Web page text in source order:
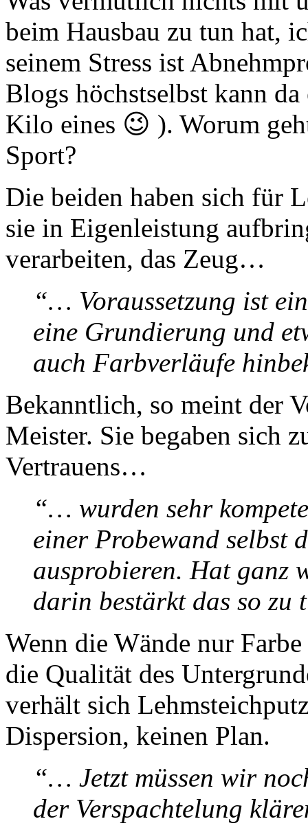
beim Hausbau zu tun hat,
seinem Stress ist
Blogs höchstselbst kann
Kilo eines 😉 ). Worum
Sport?
Die beiden haben sich für
sie in Eigenleistung
verarbeiten, das Zeug…
“… Voraussetzung ist
eine Grundierung und
auch Farbverläufe
Bekanntlich, so meint der
Meister. Sie begaben sich
Vertrauens…
“… wurden sehr
einer Probewand selbst
ausprobieren. Hat ganz
darin bestärkt das so
Wenn die Wände nur
die Qualität des
verhält sich
Dispersion, keinen Plan.
“… Jetzt müssen wir
der Verspachtelung